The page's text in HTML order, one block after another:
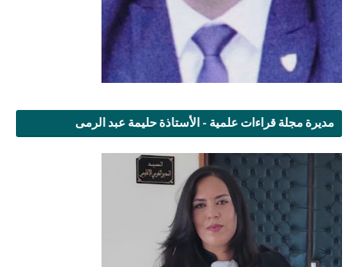
مديرة مجلة قراءات علمية - الأستاذة حليمة عبد الرمى